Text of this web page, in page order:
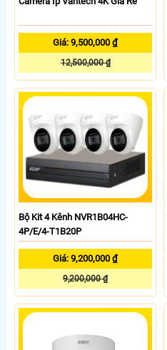
Giá: 9,500,000 ₫
12,500,000 ₫
Bộ Kit 4 Kênh NVR1B04HC-
4P/E/4-T1B20P
Giá: 9,200,000 ₫
9,200,000 ₫